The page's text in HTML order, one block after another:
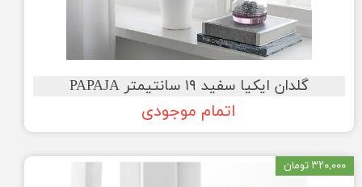
گلدان ایکیا سفید ۱۹ سانتیمتر PAPAJA
اتمام موجودی
۳۲۰,۰۰۰ تومان